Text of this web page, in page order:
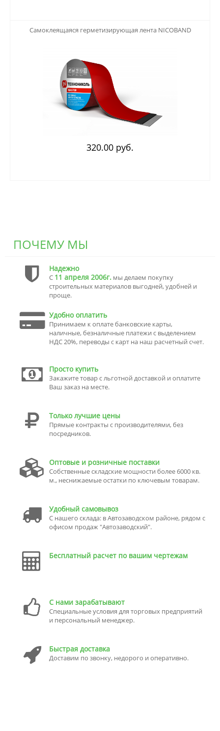
Самоклеящаяся герметизирующая лента NICOBAND
320.00 руб.
ПОЧЕМУ МЫ
Надежно
С 11 апреля 2006г. мы делаем покупку
строительных материалов выгодней, удобней и
проще.
Удобно оплатить
Принимаем к оплате банковские карты,
наличные, безналичные платежи с выделением
НДС 20%, переводы с карт на наш расчетный счет.
Просто купить
Закажите товар с льготной доставкой и оплатите
Ваш заказ на месте.
Только лучшие цены
Прямые контракты с производителями, без
посредников.
Оптовые и розничные поставки
Собственные складские мощности более 6000 кв.
м., неснижаемые остатки по ключевым товарам.
Удобный самовывоз
С нашего склада: в Автозаводском районе, рядом с
офисом продаж "Автозаводский".
Бесплатный расчет по вашим чертежам
С нами зарабатывают
Специальные условия для торговых предприятий
и персональный менеджер.
Быстрая доставка
Доставим по звонку, недорого и оперативно.